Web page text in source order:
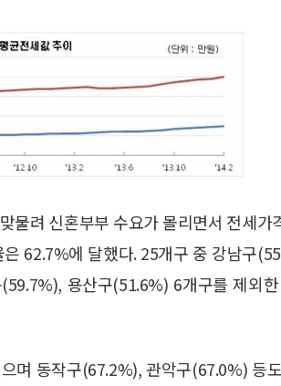
물려 신혼부부 수요가 몰리면서 전세가
62.7%에 달했다. 25개구 중 강남구
용산구(51.6%) 6개구를 제외
며 동작구(67.2%), 관악구(67.0%) 등